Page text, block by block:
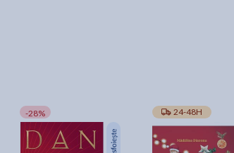
-28% 24-48H